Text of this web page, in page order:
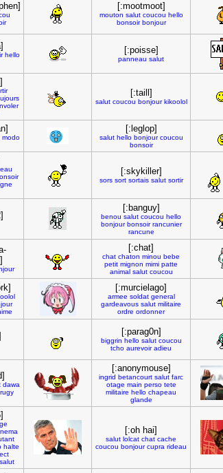
[:mootmoot]
mouton salut coucou hello
bonsoir bonjour
hello
[:poisse]
panneau salut
[:taill]
salut coucou bonjour kikoolol
modo
[:leglop]
salut hello bonjour coucou
bonsoir
[:skykiller]
sors sort sortais salut sortir
[:banguy]
benou salut coucou hello
bonjour bonsoir rancunier
rancune
[:chat]
chat chaton minou bebe
petit mignon mimi patte
animal salut coucou
[:murcielago]
armee soldat general
gardeavous salut militaire
ordre ordonner
[:parag0n]
biggrin hello salut coucou
tcho aurevoir adieu
dawa
rugy
[:anonymouse]
ingrid betancourt salut farc
otage main perso tete
militaire hello chapeau
glande
halte
salut
[:oh hai]
salut lolcat chat cache
coucou bonjour cupra rideau